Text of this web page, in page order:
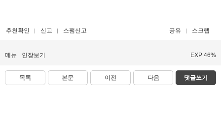
추천확인 신고 스팸신고 공유 스크랩
메뉴 인장보기 EXP 46%
목록 본문 이전 다음 댓글쓰기